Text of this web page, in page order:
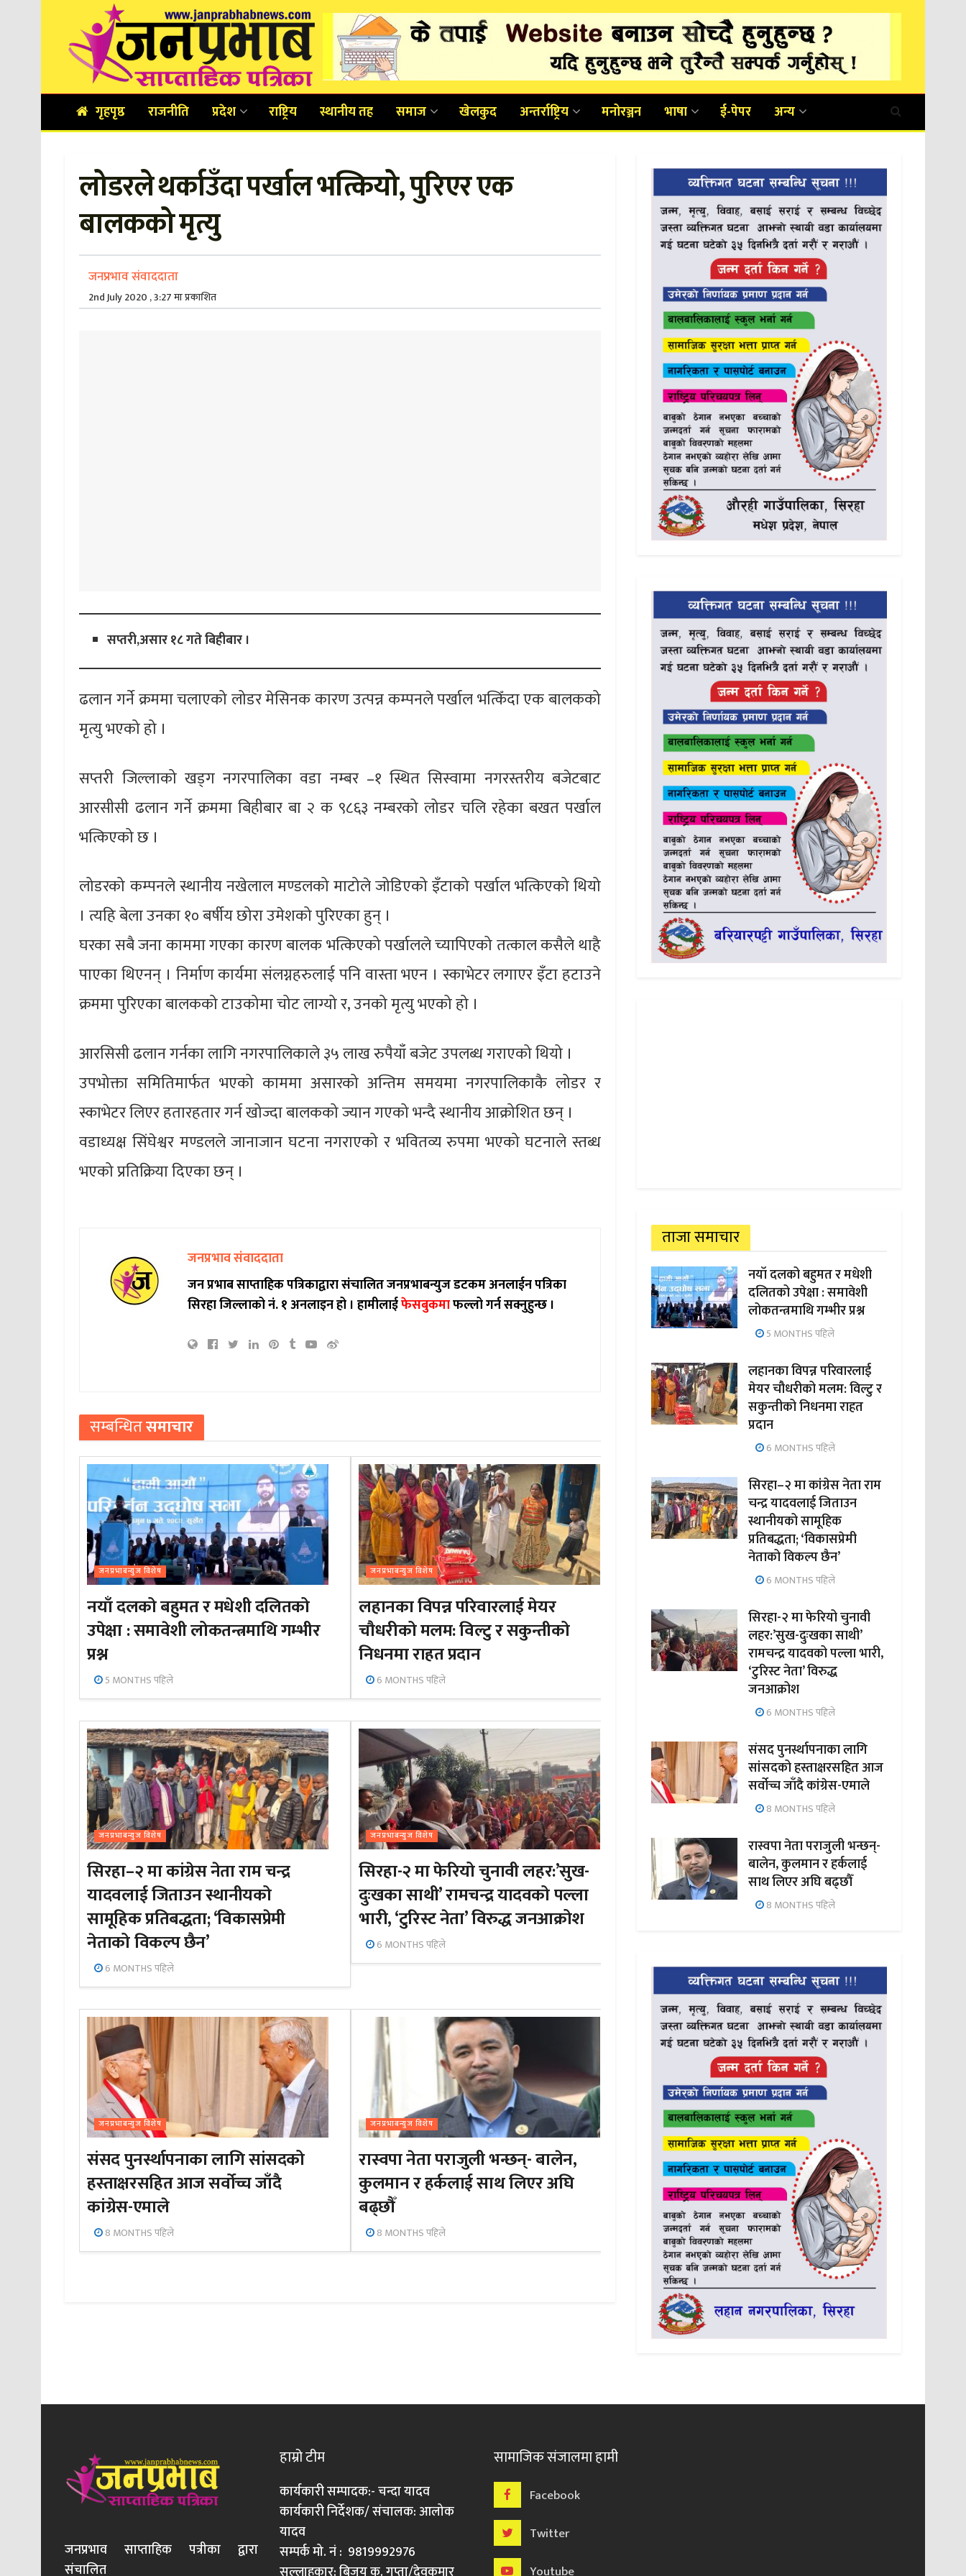
गृहपृष्ठ राजनीति प्रदेश राष्ट्रिय स्थानीय तह समाज खेलकुद अन्तर्राष्ट्रिय मनोरञ्जन भाषा ई-पेपर अन्य
लोडरले थर्काउँदा पर्खाल भत्कियो, पुरिएर एक
बालकको मृत्यु
जनप्रभाव संवाददाता
2nd July 2020 , 3:27 मा प्रकाशित
सप्तरी,असार १८ गते बिहीबार ।
ढलान गर्ने क्रममा चलाएको लोडर मेसिनक कारण उत्पन्न कम्पनले पर्खाल भत्किँदा एक बालकको
मृत्यु भएको हो ।
सप्तरी जिल्लाको खड्ग नगरपालिका वडा नम्बर –१ स्थित सिस्वामा नगरस्तरीय बजेटबाट
आरसीसी ढलान गर्ने क्रममा बिहीबार बा २ क ९८६३ नम्बरको लोडर चलि रहेका बखत पर्खाल
भत्किएको छ ।
लोडरको कम्पनले स्थानीय नखेलाल मण्डलको माटोले जोडिएको इँटाको पर्खाल भत्किएको थियो
। त्यहि बेला उनका १० बर्षीय छोरा उमेशको पुरिएका हुन् ।
घरका सबै जना काममा गएका कारण बालक भत्किएको पर्खालले च्यापिएको तत्काल कसैले थाहै
पाएका थिएनन् । निर्माण कार्यमा संलग्नहरुलाई पनि वास्ता भएन । स्काभेटर लगाएर इँटा हटाउने
क्रममा पुरिएका बालकको टाउकोमा चोट लाग्यो र, उनको मृत्यु भएको हो ।
आरसिसी ढलान गर्नका लागि नगरपालिकाले ३५ लाख रुपैयाँ बजेट उपलब्ध गराएको थियो ।
उपभोक्ता समितिमार्फत भएको काममा असारको अन्तिम समयमा नगरपालिकाकै लोडर र
स्काभेटर लिएर हतारहतार गर्न खोज्दा बालकको ज्यान गएको भन्दै स्थानीय आक्रोशित छन् ।
वडाध्यक्ष सिंघेश्वर मण्डलले जानाजान घटना नगराएको र भवितव्य रुपमा भएको घटनाले स्तब्ध
भएको प्रतिक्रिया दिएका छन् ।
जनप्रभाव संवाददाता
जन प्रभाब साप्ताहिक पत्रिकाद्वारा संचालित जनप्रभाबन्युज डटकम अनलाईन पत्रिका
सिरहा जिल्लाको नं. १ अनलाइन हो ।हामीलाईफेसबुकमाफल्लो गर्न सक्नुहुन्छ ।
सम्बन्धितसमाचार
जनप्रभाबन्युज विशेष
नयाँ दलको बहुमत र मधेशी दलितको
उपेक्षा : समावेशी लोकतन्त्रमाथि गम्भीर
प्रश्न
5 MONTHS पहिले
जनप्रभाबन्युज विशेष
लहानका विपन्न परिवारलाई मेयर
चौधरीको मलम: विल्टु र सकुन्तीको
निधनमा राहत प्रदान
6 MONTHS पहिले
जनप्रभाबन्युज विशेष
सिरहा–२ मा कांग्रेस नेता राम चन्द्र
यादवलाई जिताउन स्थानीयको
सामूहिक प्रतिबद्धता; ‘विकासप्रेमी
नेताको विकल्प छैन’
6 MONTHS पहिले
जनप्रभाबन्युज विशेष
सिरहा-२ मा फेरियो चुनावी लहर:’सुख-
दुःखका साथी’ रामचन्द्र यादवको पल्ला
भारी, ‘टुरिस्ट नेता’ विरुद्ध जनआक्रोश
6 MONTHS पहिले
जनप्रभाबन्युज विशेष
संसद पुनर्स्थापनाका लागि सांसदको
हस्ताक्षरसहित आज सर्वोच्च जाँदै
कांग्रेस-एमाले
8 MONTHS पहिले
जनप्रभाबन्युज विशेष
रास्वपा नेता पराजुली भन्छन्- बालेन,
कुलमान र हर्कलाई साथ लिएर अघि
बढ्छौँ
8 MONTHS पहिले
ताजा समाचार
नयाँ दलको बहुमत र मधेशी
दलितको उपेक्षा : समावेशी
लोकतन्त्रमाथि गम्भीर प्रश्न
5 MONTHS पहिले
लहानका विपन्न परिवारलाई
मेयर चौधरीको मलम: विल्टु र
सकुन्तीको निधनमा राहत
प्रदान
6 MONTHS पहिले
सिरहा–२ मा कांग्रेस नेता राम
चन्द्र यादवलाई जिताउन
स्थानीयको सामूहिक
प्रतिबद्धता; ‘विकासप्रेमी
नेताको विकल्प छैन’
6 MONTHS पहिले
सिरहा-२ मा फेरियो चुनावी
लहर:’सुख-दुःखका साथी’
रामचन्द्र यादवको पल्ला भारी,
‘टुरिस्ट नेता’ विरुद्ध
जनआक्रोश
6 MONTHS पहिले
संसद पुनर्स्थापनाका लागि
सांसदको हस्ताक्षरसहित आज
सर्वोच्च जाँदै कांग्रेस-एमाले
8 MONTHS पहिले
रास्वपा नेता पराजुली भन्छन्-
बालेन, कुलमान र हर्कलाई
साथ लिएर अघि बढ्छौँ
8 MONTHS पहिले
जनप्रभाव साप्ताहिक पत्रीका द्वारा
संचालित
हाम्रो टीम
कार्यकारी सम्पादक:- चन्दा यादव
कार्यकारी निर्देशक/ संचालक: आलोक
यादव
सम्पर्क मो. नं : 9819992976
सामाजिक संजालमा हामी
Facebook
Twitter
Youtube